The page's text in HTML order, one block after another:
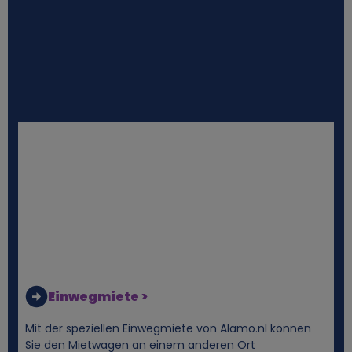
Einwegmiete >
Mit der speziellen Einwegmiete von Alamo.nl können
Sie den Mietwagen an einem anderen Ort